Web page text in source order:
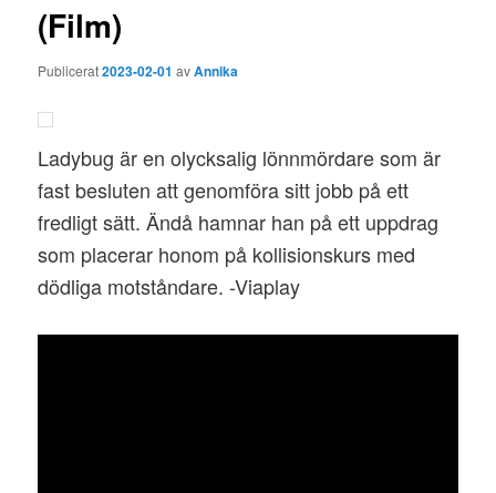
(Film)
Publicerat2023-02-01 avAnnika
Ladybug är en olycksalig lönnmördare som är
fast besluten att genomföra sitt jobb på ett
fredligt sätt. Ändå hamnar han på ett uppdrag
som placerar honom på kollisionskurs med
dödliga motståndare. -Viaplay